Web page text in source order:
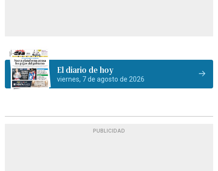
El diario de hoy
viernes, 7 de agosto de 2026
PUBLICIDAD